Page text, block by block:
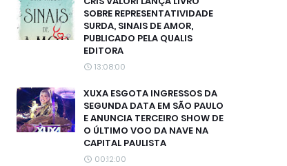
SOBRE REPRESENTATIVIDADE
SURDA, SINAIS DE AMOR,
PUBLICADO PELA QUALIS
EDITORA
13:08:00
XUXA ESGOTA INGRESSOS DA
SEGUNDA DATA EM SÃO PAULO
E ANUNCIA TERCEIRO SHOW DE
O ÚLTIMO VOO DA NAVE NA
CAPITAL PAULISTA
00:12:00